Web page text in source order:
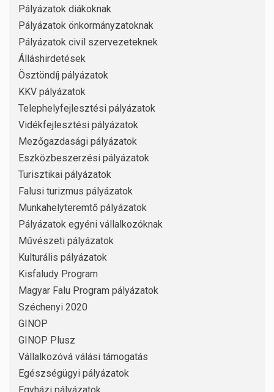
Pályázatok diákoknak
Pályázatok önkormányzatoknak
Pályázatok civil szervezeteknek
Álláshirdetések
Ösztöndíj pályázatok
KKV pályázatok
Telephelyfejlesztési pályázatok
Vidékfejlesztési pályázatok
Mezőgazdasági pályázatok
Eszközbeszerzési pályázatok
Turisztikai pályázatok
Falusi turizmus pályázatok
Munkahelyteremtő pályázatok
Pályázatok egyéni vállalkozóknak
Művészeti pályázatok
Kulturális pályázatok
Kisfaludy Program
Magyar Falu Program pályázatok
Széchenyi 2020
GINOP
GINOP Plusz
Vállalkozóvá válási támogatás
Egészségügyi pályázatok